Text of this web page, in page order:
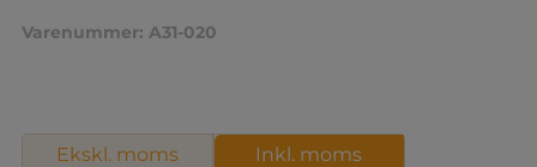
Varenummer: A31-020
Ekskl. moms Inkl. moms